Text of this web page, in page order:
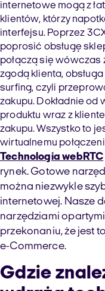
internetowe mogą z
klientów, którzy
interfejsu. Poprzez
poprosić obsługę
połączą się wówczas
zgodą klienta,
surfing, czyli
zakupu. Dokładnie
produktu wraz z
zakupu. Wszystko to
wirtualnemu
Technologia webRTC
rynek. Gotowe
można niezwykle
internetowej. Nasze
narzędziami
przekonaniu, że jest
e-Commerce.
Gdzie